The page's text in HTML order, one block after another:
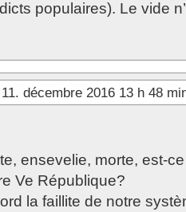
populaires). Le vide
11. décembre 2016 13 h 48
ensevelie, morte, est-
Ve République?
la faillite de notre